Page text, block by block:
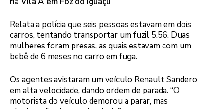
Relata a polícia que seis pessoas estavam em dois
carros, tentando transportar um fuzil 5.56. Duas
mulheres foram presas, as quais estavam com um
bebê de 6 meses no carro em fuga.
Os agentes avistaram um veículo Renault Sandero
em alta velocidade, dando ordem de parada. “O
motorista do veículo demorou a parar, mas